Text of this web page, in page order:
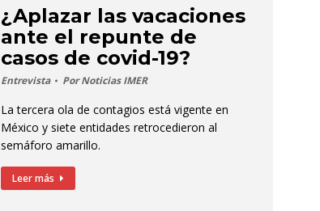
¿Aplazar las vacaciones
ante el repunte de
casos de covid-19?
Entrevista PorNoticias IMER
La tercera ola de contagios está vigente en
México y siete entidades retrocedieron al
semáforo amarillo.
Leer más